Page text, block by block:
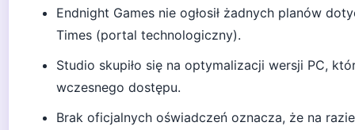
Endnight Games nie ogłosił żadnych planów
Times (portal technologiczny).
Studio skupiło się na optymalizacji wersji PC,
wczesnego dostępu.
Brak oficjalnych oświadczeń oznacza, że na